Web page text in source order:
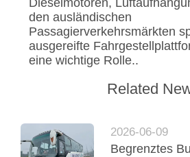
Dieselmotoren,
den ausländischen
Passagierverkehrsmärkten
ausgereifte
eine wichtige Rolle..
Related
2026-06-09
Begrenztes